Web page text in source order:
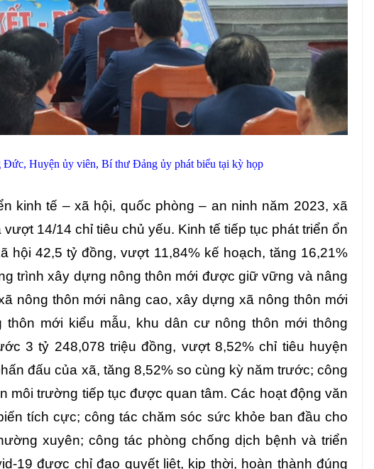
Huyện ủy viên, Bí thư Đảng ủy phát biểu tại kỳ họp
kinh tế – xã hội, quốc phòng – an ninh năm 2023, xã
14/14 chỉ tiêu chủ yếu. Kinh tế tiếp tục phát triển ổn
hội 42,5 tỷ đồng, vượt 11,84% kế hoạch, tăng 16,21%
trình xây dựng nông thôn mới được giữ vững và nâng
nông thôn mới nâng cao, xây dựng xã nông thôn mới
thôn mới kiểu mẫu, khu dân cư nông thôn mới thông
3 tỷ 248,078 triệu đồng, vượt 8,52% chỉ tiêu huyện
đấu của xã, tăng 8,52% so cùng kỳ năm trước; công
môi trường tiếp tục được quan tâm. Các hoạt động văn
tích cực; công tác chăm sóc sức khỏe ban đầu cho
xuyên; công tác phòng chống dịch bệnh và triển
19 được chỉ đạo quyết liệt, kịp thời, hoàn thành đúng